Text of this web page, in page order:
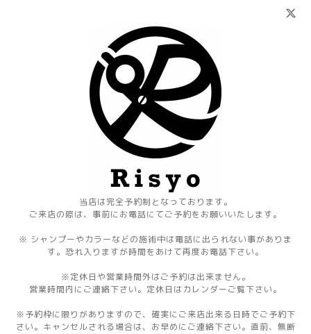
当店は完全予約制となっております。
ご来店の際は、事前にお電話にてご予約をお願いいたします。
※ シャンプーやカラーなどの施術中は電話に出られない事がありま
す。恐れ入りますが時間をあけて再度お電話下さい。
※定休日や営業時間外はご予約は出来ません。
営業時間内にご連絡下さい。定休日はカレンダーご覧下さい。
※予約枠に限りがありますので、確実にご来店出来る日時でご予約下
さい。キャンセルされる場合は、お早めにご連絡下さい。直前、無断